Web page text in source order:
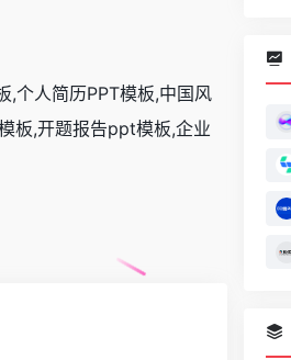
,个人简历PPT模板,中国风
板,开题报告ppt模板,企业